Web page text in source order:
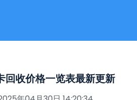
回收价格一览表最新更新